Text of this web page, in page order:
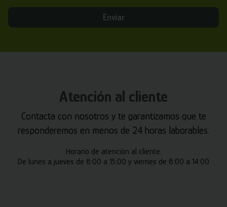
Enviar
Atención al cliente
Contacta con nosotros y te garantizamos que te
responderemos en menos de 24 horas laborables.
Horario de atención al cliente:
De lunes a jueves de 8:00 a 15:00 y viernes de 8:00 a 14:00